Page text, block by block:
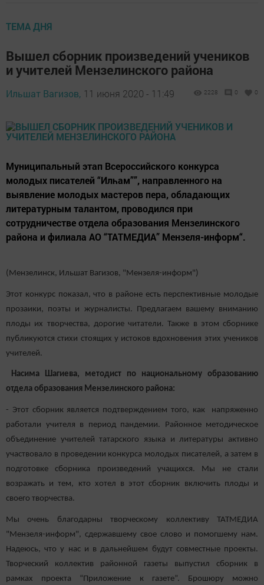
ТЕМА ДНЯ
Вышел сборник произведений учеников
и учителей Мензелинского района
Ильшат Вагизов, 11 июня 2020 - 11:49 2228 0 0
Муниципальный этап Всероссийского конкурса
молодых писателей “Илһам””, направленного на
выявление молодых мастеров пера, обладающих
литературным талантом, проводился при
сотрудничестве отдела образования Мензелинского
района и филиала АО “ТАТМЕДИА” Мензеля-информ“.
(Мензелинск, Ильшат Вагизов, "Мензеля-информ")
Этот конкурс показал, что в районе есть перспективные молодые
прозаики, поэты и журналисты. Предлагаем вашему вниманию
плоды их творчества, дорогие читатели. Также в этом сборнике
публикуются стихи стоящих у истоков вдохновения этих учеников
учителей.
Насима Шагиева, методист по национальному образованию
отдела образования Мензелинского района:
- Этот сборник является подтверждением того, как напряженно
работали учителя в период пандемии. Районное методическое
объединение учителей татарского языка и литературы активно
участвовало в проведении конкурса молодых писателей, а затем в
подготовке сборника произведений учащихся. Мы не стали
возражать и тем, кто хотел в этот сборник включить плоды и
своего творчества.
Мы очень благодарны творческому коллективу ТАТМЕДИА
"Мензеля-информ", сдержавшему свое слово и помогшему нам.
Надеюсь, что у нас и в дальнейшем будут совместные проекты.
Творческий коллектив районной газеты выпустил сборник в
рамках проекта “Приложение к газете”. Брошюру можно